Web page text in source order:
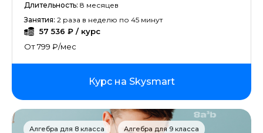
Длительность: 8 месяцев
Занятия: 2 раза в неделю по 45 минут
57 536 ₽ / курс
От 799 ₽/мес
Курс на Skysmart
Алгебра для 8 класса Алгебра для 9 класса